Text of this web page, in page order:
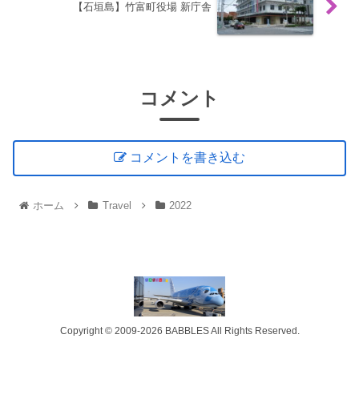
【石垣島】竹富町役場 新庁舎
コメント
コメントを書き込む
ホーム Travel 2022
Copyright © 2009-2026 BABBLES All Rights Reserved.